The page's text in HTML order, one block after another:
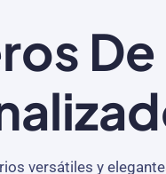
De
versátiles y